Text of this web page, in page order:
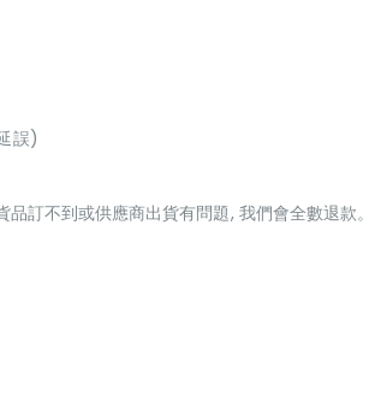
誤)
訂不到或供應商出貨有問題, 我們會全數退款